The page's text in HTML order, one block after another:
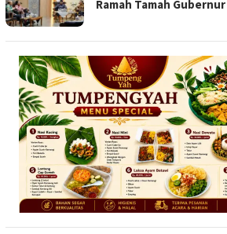
Ramah Tamah Gubernur